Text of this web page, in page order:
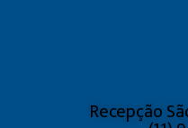
Recepção